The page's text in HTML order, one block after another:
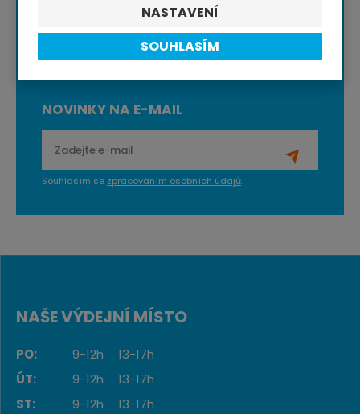
NASTAVENÍ
SOUHLASÍM
Jednou za časdárek
nebo doprava zdarma
NOVINKY NA E-MAIL
Souhlasím se zpracováním osobních údajů.
NAŠE VÝDEJNÍ MÍSTO
PO: 9-12h
13-17h
ÚT:
9-12h
13-17h
ST:
9-12h
13-17h